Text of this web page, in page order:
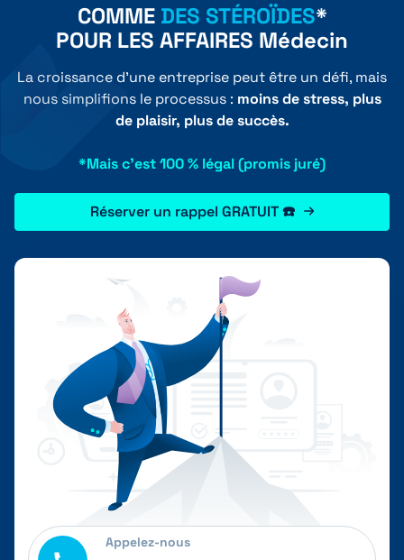
COMME DES STÉROÏDES*
POUR LES AFFAIRES Médecin
La croissance d'une entreprise peut être un défi, mais
nous simplifions le processus : moins de stress, plus
de plaisir, plus de succès.
*Mais c'est 100 % légal (promis juré)
Réserver un rappel GRATUIT ☎️
Appelez-nous